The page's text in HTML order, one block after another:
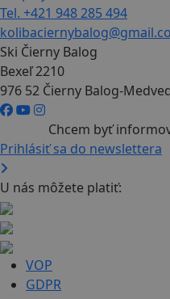
Tel. +421 948 285 494
Ski Čierny Balog
Bexeľ 2210
976 52 Čierny Balog-
Chcem byť
Prihlásiť sa do newslettera
U nás môžete platiť:
VOP
GDPR